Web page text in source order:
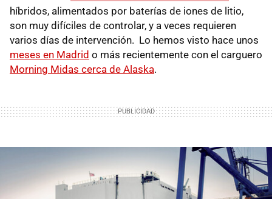
híbridos, alimentados por baterías de iones de litio,
son muy difíciles de controlar, y a veces requieren
varios días de intervención. Lo hemos visto hace unos
meses en Madrid o más recientemente con el carguero
Morning Midas cerca de Alaska.